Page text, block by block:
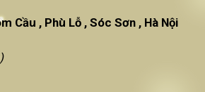
Cầu , Phù Lỗ , Sóc Sơn , Hà Nội